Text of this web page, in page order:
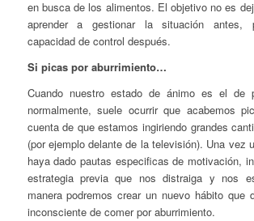
en busca de los alimentos. El objetivo no es
aprender a gestionar la situación antes,
capacidad de control después.
Si picas por aburrimiento…
Cuando nuestro estado de ánimo es el de
normalmente, suele ocurrir que acabemos
cuenta de que estamos ingiriendo grandes
(por ejemplo delante de la televisión). Una vez
haya dado pautas especificas de motivación,
estrategia previa que nos distraiga y nos
manera podremos crear un nuevo hábito que
inconsciente de comer por aburrimiento.